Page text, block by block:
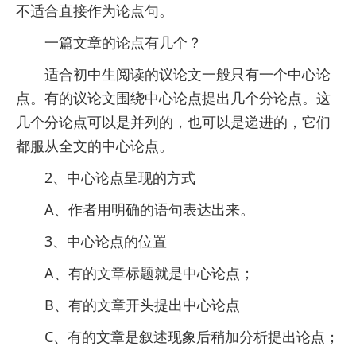
不适合直接作为论点句。
一篇文章的论点有几个？
适合初中生阅读的议论文一般只有一个中心论
点。有的议论文围绕中心论点提出几个分论点。这
几个分论点可以是并列的，也可以是递进的，它们
都服从全文的中心论点。
2、中心论点呈现的方式
A、作者用明确的语句表达出来。
3、中心论点的位置
A、有的文章标题就是中心论点；
B、有的文章开头提出中心论点
C、有的文章是叙述现象后稍加分析提出论点；